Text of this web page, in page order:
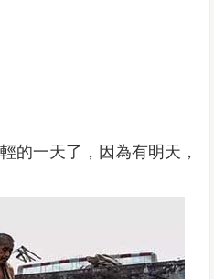
的一天了，因為有明天，